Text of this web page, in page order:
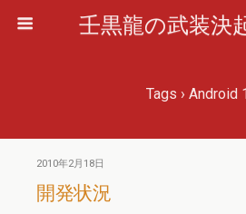
壬黒龍の武装決
Tags › Android
2010年2月18日
開発状況